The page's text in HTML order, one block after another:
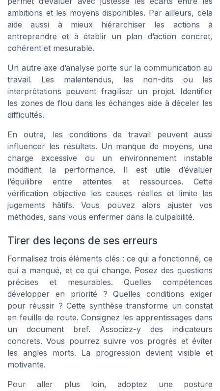
ambitions et les moyens disponibles. Par ailleurs, cela
aide aussi à mieux hiérarchiser les actions à
entreprendre et à établir un plan d’action concret,
cohérent et mesurable.
Un autre axe d’analyse porte sur la communication au
travail. Les malentendus, les non-dits ou les
interprétations peuvent fragiliser un projet. Identifier
les zones de flou dans les échanges aide à déceler les
difficultés.
En outre, les conditions de travail peuvent aussi
influencer les résultats. Un manque de moyens, une
charge excessive ou un environnement instable
modifient la performance. Il est utile d’évaluer
l’équilibre entre attentes et ressources. Cette
vérification objective les causes réelles et limite les
jugements hâtifs. Vous pouvez alors ajuster vos
méthodes, sans vous enfermer dans la culpabilité.
Tirer des leçons de ses erreurs
Formalisez trois éléments clés : ce qui a fonctionné, ce
qui a manqué, et ce qui change. Posez des questions
précises et mesurables. Quelles compétences
développer en priorité ? Quelles conditions exiger
pour réussir ? Cette synthèse transforme un constat
en feuille de route. Consignez les apprentissages dans
un document bref. Associez-y des indicateurs
concrets. Vous pourrez suivre vos progrès et éviter
les angles morts. La progression devient visible et
motivante.
Pour aller plus loin, adoptez une posture